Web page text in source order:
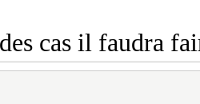
cas il faudra